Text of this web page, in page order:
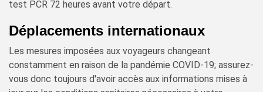
test PCR 72 heures avant votre départ.
Déplacements internationaux
Les mesures imposées aux voyageurs changeant
constamment en raison de la pandémie COVID-19; assurez-
vous donc toujours d'avoir accès aux informations mises à